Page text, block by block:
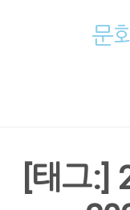
문
[태그:]